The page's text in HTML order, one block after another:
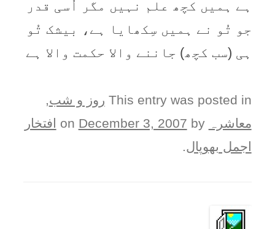
ہے ہمیں کچھ علم نہیں مگر اُسی قدر
جو تُو نے ہمیں سِکھایا ہے، بیشک تُو
ہی (سب کچھ) جاننے والا حکمت والا ہے
This entry was posted in روز و شب
معاشرہ
on
December 3, 2007 by
افتخار
اجمل بھوپال